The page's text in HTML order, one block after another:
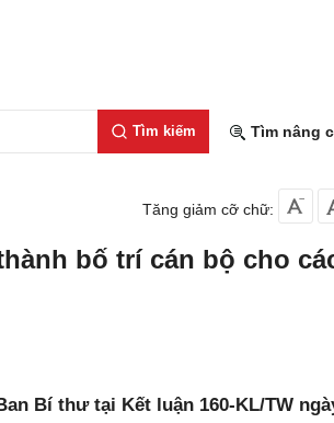
Tìm kiếm Tìm nâng
Tăng giảm cỡ chữ:
bố trí cán bộ cho
Bí thư tại Kết luận 160-KL/TW